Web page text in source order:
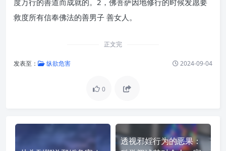
度万行的善道而成就的。2，佛菩萨因地修行的时候发愿要
救度所有信奉佛法的善男子 善女人。
正文完
发表至： 纵欲危害 2024-09-04
0
透视邪婬行为的恶果：